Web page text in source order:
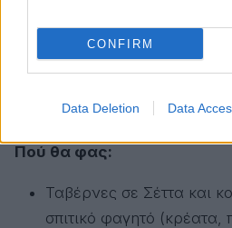
CONFIRM
Data Deletion Data
Μικροί παραδοσιακοί
(περιορισμένες
και ανεβαίνεις Σέττα
Πού θα φας:
Ταβέρνες σε Σέττα και
σπιτικό φαγητό (κρέατα,